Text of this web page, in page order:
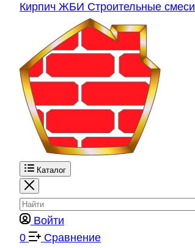
Кирпич ЖБИ Строительные смеси
Каталог
Войти
0
Сравнение